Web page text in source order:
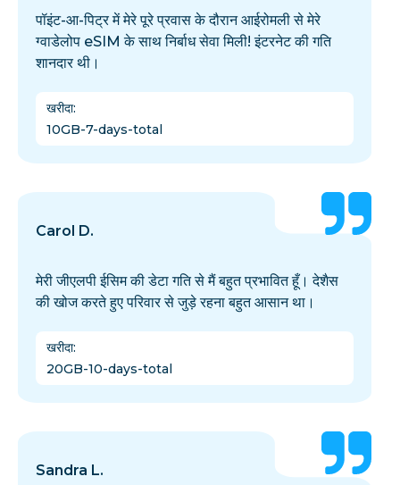
पॉइंट-आ-पिट्र में मेरे पूरे प्रवास के दौरान आईरोमली से मेरे
ग्वाडेलोप eSIM के साथ निर्बाध सेवा मिली! इंटरनेट की गति
शानदार थी।
खरीदा:
10GB-7-days-total
Carol D.
मेरी जीएलपी ईसिम की डेटा गति से मैं बहुत प्रभावित हूँ। देशैस
की खोज करते हुए परिवार से जुड़े रहना बहुत आसान था।
खरीदा:
20GB-10-days-total
Sandra L.